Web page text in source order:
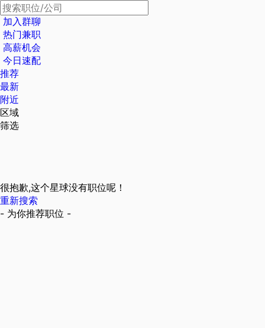
加入群聊
热门兼职
高薪机会
今日速配
推荐
最新
附近
区域
筛选
很抱歉,这个星球没有职位呢！
重新搜索
- 为你推荐职位 -